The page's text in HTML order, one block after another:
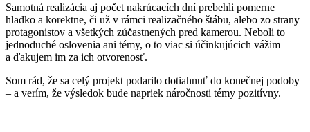
Samotná realizácia aj počet nakrúcacích dní prebehli pomerne
hladko a korektne, či už v rámci realizačného štábu, alebo zo strany
protagonistov a všetkých zúčastnených pred kamerou. Neboli to
jednoduché oslovenia ani témy, o to viac si účinkujúcich vážim
a ďakujem im za ich otvorenosť.
Som rád, že sa celý projekt podarilo dotiahnuť do konečnej podoby
– a verím, že výsledok bude napriek náročnosti témy pozitívny.